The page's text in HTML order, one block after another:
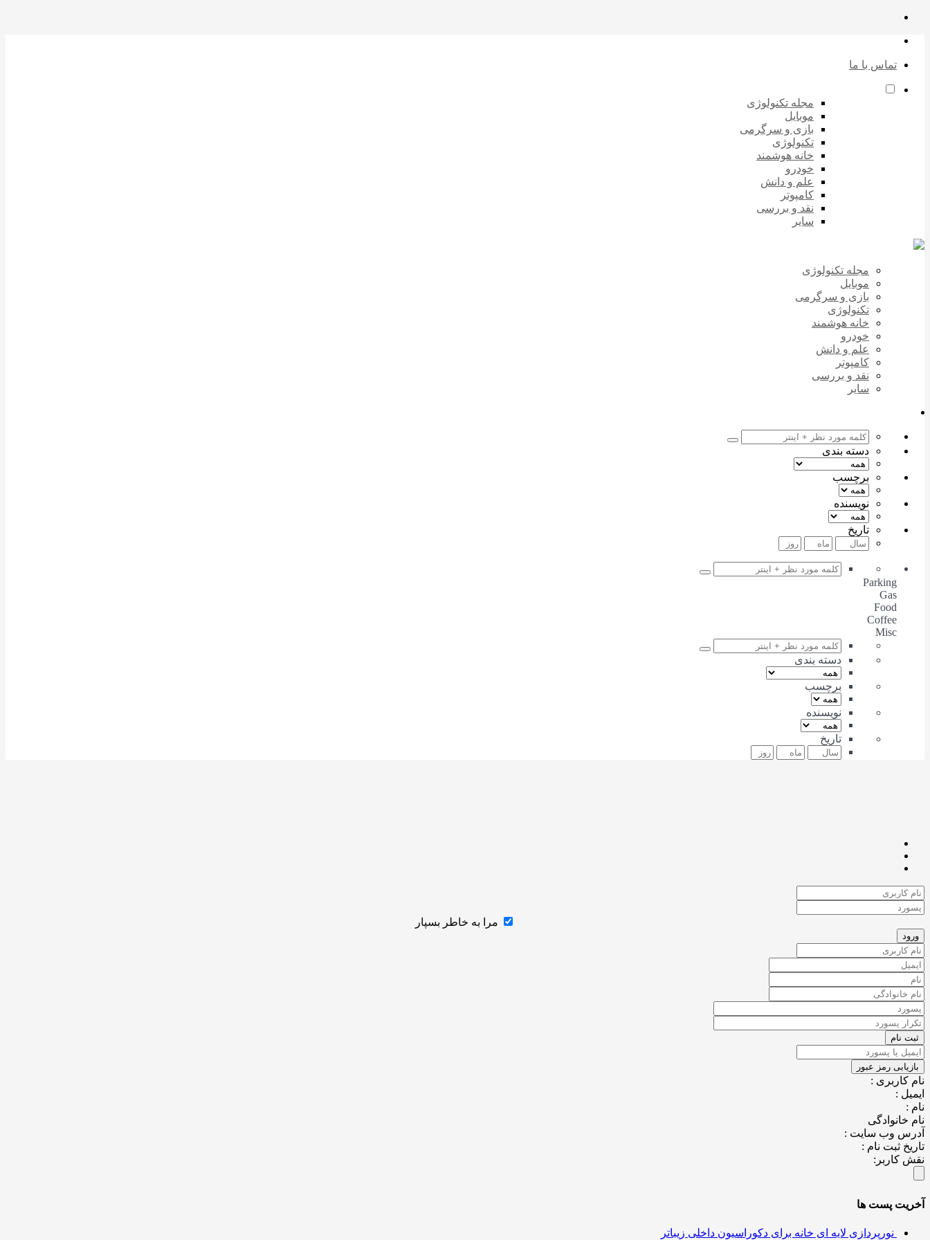
تماس با ما
مجله تکنولوژی
موبایل
بازی و سرگرمی
تکنولوژی
خانه هوشمند
خودرو
علم و دانش
کامپوتر
نقد و بررسی
سایر
مجله تکنولوژی
موبایل
بازی و سرگرمی
تکنولوژی
خانه هوشمند
خودرو
علم و دانش
کامپوتر
نقد و بررسی
سایر
دسته بندی
برچسب
نویسنده
تاریخ
Parking
Gas
Food
Coffee
Misc
دسته بندی
برچسب
نویسنده
تاریخ
مرا به خاطر بسپار
نام کاربری :
ایمیل :
نام :
نام خانوادگی
آدرس وب سایت :
تاریخ ثبت نام :
نقش کاربر:
آخریت پست ها
نورپردازی لایه ای خانه برای دکوراسیون داخلی زیباتر